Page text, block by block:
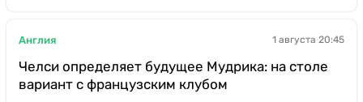
Англия 1 августа 20:45
Челси определяет будущее Мудрика: на столе
вариант с французским клубом